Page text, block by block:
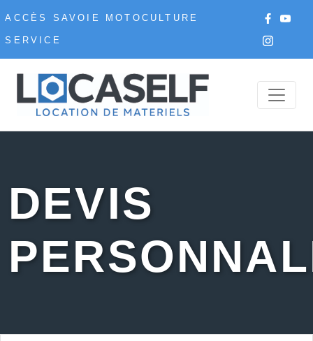
ACCÈS SAVOIE MOTOCULTURE
SERVICE
DEVIS